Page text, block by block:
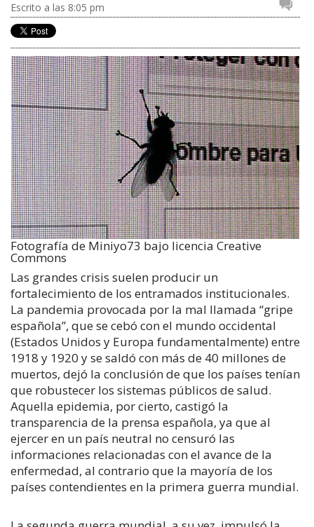
Escrito a las 8:05 pm
Fotografía de Miniyo73 bajo licencia Creative
Commons
Las grandes crisis suelen producir un
fortalecimiento de los entramados institucionales.
La pandemia provocada por la mal llamada “gripe
española”, que se cebó con el mundo occidental
(Estados Unidos y Europa fundamentalmente) entre
1918 y 1920 y se saldó con más de 40 millones de
muertos, dejó la conclusión de que los países tenían
que robustecer los sistemas públicos de salud.
Aquella epidemia, por cierto, castigó la
transparencia de la prensa española, ya que al
ejercer en un país neutral no censuró las
informaciones relacionadas con el avance de la
enfermedad, al contrario que la mayoría de los
países contendientes en la primera guerra mundial.